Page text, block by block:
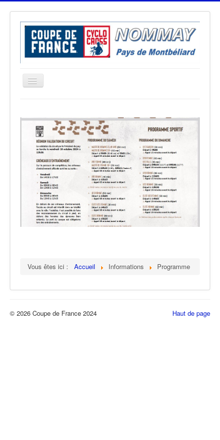
Basculer
la
Vous êtes ici : Accueil Informations Programme
Haut de page
© 2026 Coupe de France 2024